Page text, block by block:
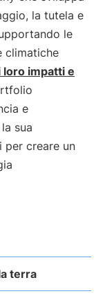
la tutela e
le
climatiche
loro impatti e
e
sua
per creare un
terra